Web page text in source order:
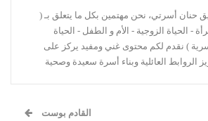
حنان أسرتي، نحن مهتمين بكل ما يتعلق بـ (
- الحياة الزوجية - الأم و الطفل - الحياة
) نقدم لكم محتوى غني ومفيد يركز على
الروابط العائلية وبناء أسرة سعيدة وصحية
القادم بوست